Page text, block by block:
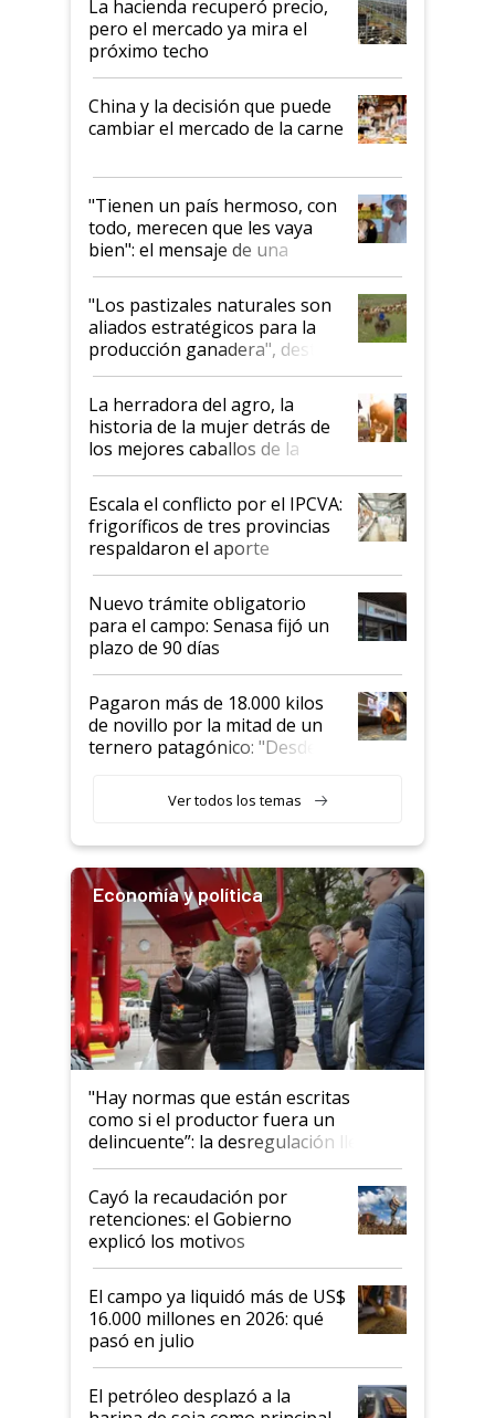
La hacienda recuperó precio,
pero el mercado ya mira el
próximo techo
China y la decisión que puede
cambiar el mercado de la carne
"Tienen un país hermoso, con
todo, merecen que les vaya
bien": el mensaje de una
ganadera uruguaya sobre las
oportunidades que se abren
para el agro en Argentina, con
foco en la carne
"Los pastizales naturales son
aliados estratégicos para la
producción ganadera", destaca
la iniciativa que ya reúne a 46
establecimientos en Argentina
La herradora del agro, la
historia de la mujer detrás de
los mejores caballos de la
Argentina y los mitos que
todavía hacen sufrir a estos
animales: "Mientras me
descalificaban, yo seguí
haciendo currículum"
Escala el conflicto por el IPCVA:
frigoríficos de tres provincias
respaldaron el aporte
obligatorio
Nuevo trámite obligatorio
para el campo: Senasa fijó un
plazo de 90 días
Pagaron más de 18.000 kilos
de novillo por la mitad de un
ternero patagónico: "Desde
llamar la atención"
Ver todos los temas
Economía y política
"Hay normas que están escritas
como si el productor fuera un
delincuente”: la desregulación llegó
al Congreso Aapresid y hasta se
habló del financiamiento al IPCVA
Cayó la recaudación por
retenciones: el Gobierno
explicó los motivos
El campo ya liquidó más de US$
16.000 millones en 2026: qué
pasó en julio
El petróleo desplazó a la